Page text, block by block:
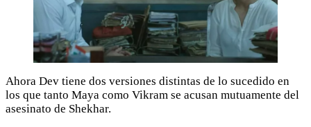
Ahora Dev tiene dos versiones distintas de lo sucedido en
los que tanto Maya como Vikram se acusan mutuamente del
asesinato de Shekhar.